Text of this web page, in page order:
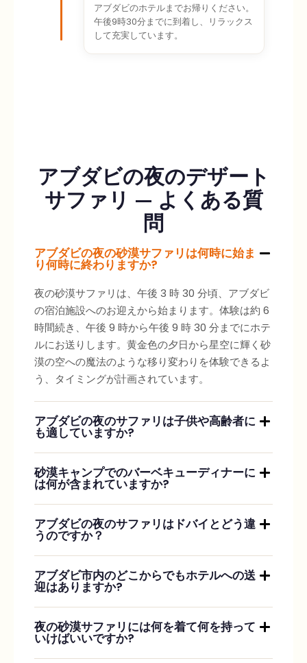
アブダビのホテルまでお帰りください。
午後9時30分までに到着し、リラックス
して充実しています。
アブダビの夜のデザート
サファリ — よくある質
問
アブダビの夜の砂漠サファリは何時に始ま
り何時に終わりますか?
夜の砂漠サファリは、午後 3 時 30 分頃、アブダビ
の宿泊施設へのお迎えから始まります。体験は約 6
時間続き、午後 9 時から午後 9 時 30 分までにホテ
ルにお送りします。黄金色の夕日から星空に輝く砂
漠の空への魔法のような移り変わりを体験できるよ
う、タイミングが計画されています。
アブダビの夜のサファリは子供や高齢者に
も適していますか?
砂漠キャンプでのバーベキューディナーに
は何が含まれていますか?
アブダビの夜のサファリはドバイとどう違
うのですか？
アブダビ市内のどこからでもホテルへの送
迎はありますか?
夜の砂漠サファリには何を着て何を持って
いけばいいですか?